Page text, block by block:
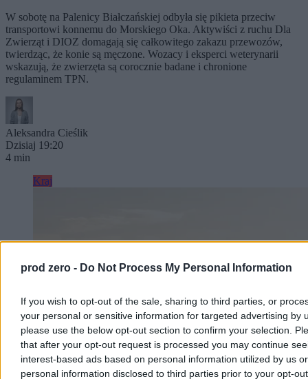
prod zero - Do Not Process My Personal Information
If you wish to opt-out of the sale, sharing to third parties, or
your personal or sensitive information for targeted advertising by
please use the below opt-out section to confirm your selection.
that after your opt-out request is processed you may continue
interest-based ads based on personal information utilized by us or
personal information disclosed to third parties prior to your opt-
W sobotę na Palenicy Białczańskiej odbyła się pikieta przeciw
transportowi konnemu do Morskiego Oka. Aktywiści z ruchu Dla
Zwierząt i DIOZ domagają się całkowitego zakazu przewozów,
twierdząc, że konie są męczone. Wozacy i eksperci weterynarii
wskazują, że zwierzęta są corocznie badane i chronione
regulaminem TPN.
Aleksandra Cieślik
Dzisiaj 19:20
4 min
Kraj